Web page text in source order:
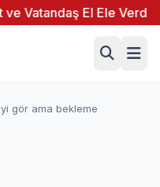
El Ele Verdi ●
gör ama bekleme